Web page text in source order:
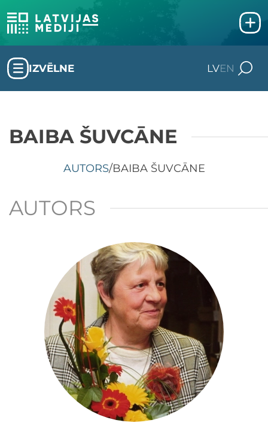
IZVĒLNE LVEN
BAIBA ŠUVCĀNE
AUTORS/BAIBA ŠUVCĀNE
AUTORS